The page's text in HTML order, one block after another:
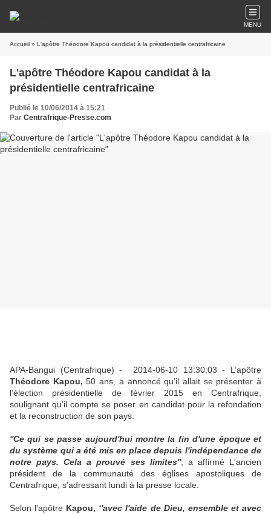
MENU
Accueil » L'apôtre Théodore Kapou candidat à la présidentielle centrafricaine
L'apôtre Théodore Kapou candidat à la
présidentielle centrafricaine
Publié le 10/06/2014 à 15:21
Par Centrafrique-Presse.com
APA-Bangui (Centrafrique) - 2014-06-10 13:30:03 - L’apôtre
Théodore Kapou, 50 ans, a annoncé qu’il allait se présenter à
l’élection présidentielle de février 2015 en Centrafrique,
soulignant qu’il compte se poser en candidat pour la refondation
et la reconstruction de son pays.
''Ce qui se passe aujourd'hui montre la fin d'une époque et
du système qui a été mis en place depuis l'indépendance de
notre pays. Cela a prouvé ses limites'', a affirmé L'ancien
président de la communauté des églises apostoliques de
Centrafrique, s'adressant lundi à la presse locale.
Selon l'apôtre Kapou, ‘'avec l'aide de Dieu, ensemble et avec